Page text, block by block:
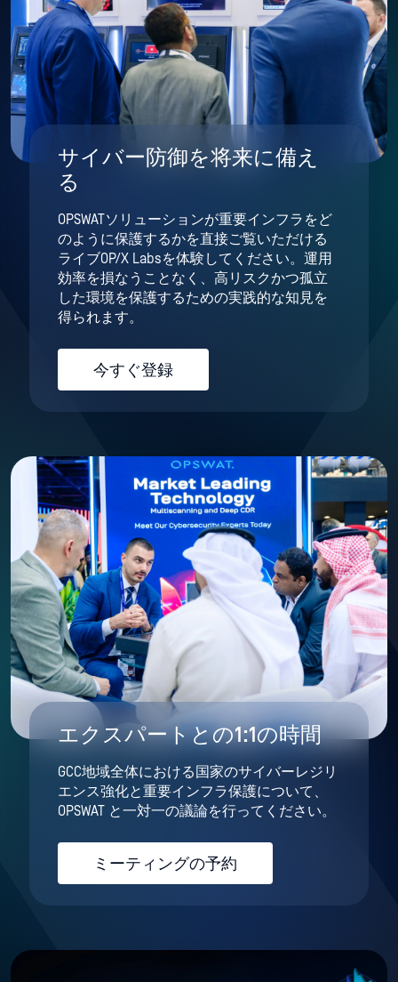
サイバー防御を将来に備え
る
OPSWATソリューションが重要インフラをど
のように保護するかを直接ご覧いただける
ライブOP/X Labsを体験してください。運用
効率を損なうことなく、高リスクかつ孤立
した環境を保護するための実践的な知見を
得られます。
今すぐ登録
エクスパートとの1:1の時間
GCC地域全体における国家のサイバーレジリ
エンス強化と重要インフラ保護について、
OPSWAT と一対一の議論を行ってください。
ミーティングの予約